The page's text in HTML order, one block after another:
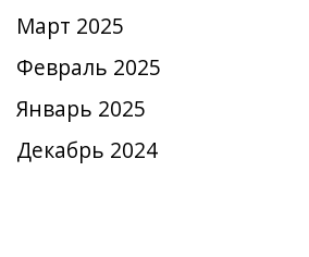
Март 2025
Февраль 2025
Январь 2025
Декабрь 2024